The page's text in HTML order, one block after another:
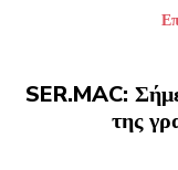
SER.MAC:
της